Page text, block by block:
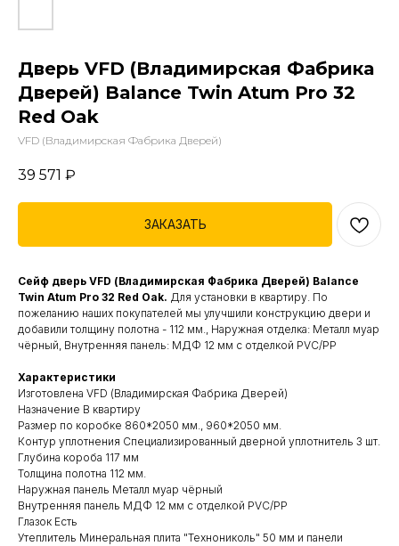
Дверь VFD (Владимирская Фабрика
Дверей) Balance Twin Atum Pro 32
Red Oak
VFD (Владимирская Фабрика Дверей)
39 571 ₽
ЗАКАЗАТЬ
Сейф дверь VFD (Владимирская Фабрика Дверей) Balance
Twin Atum Pro 32 Red Oak. Для установки в квартиру. По
пожеланию наших покупателей мы улучшили конструкцию двери и
добавили толщину полотна - 112 мм., Наружная отделка: Металл муар
чёрный, Внутренняя панель: МДФ 12 мм с отделкой PVC/PP
Характеристики
Изготовлена VFD (Владимирская Фабрика Дверей)
Назначение В квартиру
Размер по коробке 860*2050 мм., 960*2050 мм.
Контур уплотнения Специализированный дверной уплотнитель 3 шт.
Глубина короба 117 мм
Толщина полотна 112 мм.
Наружная панель Металл муар чёрный
Внутренняя панель МДФ 12 мм с отделкой PVC/PP
Глазок Есть
Утеплитель Минеральная плита "Технониколь" 50 мм и панели